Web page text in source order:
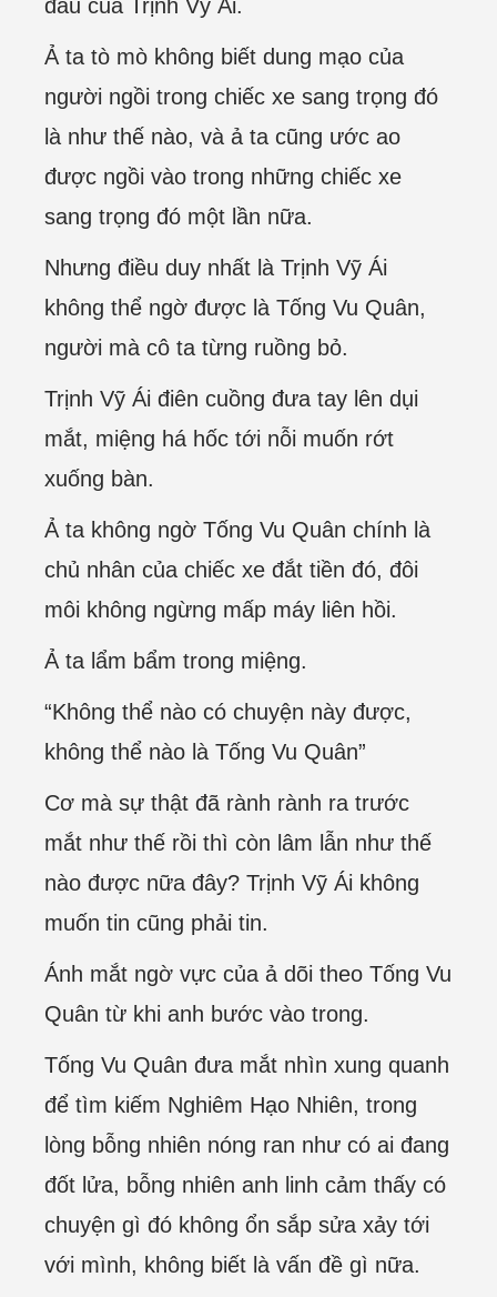
đầu của Trịnh Vỹ Ái.
Ả ta tò mò không biết dung mạo của
người ngồi trong chiếc xe sang trọng đó
là như thế nào, và ả ta cũng ước ao
được ngồi vào trong những chiếc xe
sang trọng đó một lần nữa.
Nhưng điều duy nhất là Trịnh Vỹ Ái
không thể ngờ được là Tống Vu Quân,
người mà cô ta từng ruồng bỏ.
Trịnh Vỹ Ái điên cuồng đưa tay lên dụi
mắt, miệng há hốc tới nỗi muốn rớt
xuống bàn.
Ả ta không ngờ Tống Vu Quân chính là
chủ nhân của chiếc xe đắt tiền đó, đôi
môi không ngừng mấp máy liên hồi.
Ả ta lẩm bẩm trong miệng.
“Không thể nào có chuyện này được,
không thể nào là Tống Vu Quân”
Cơ mà sự thật đã rành rành ra trước
mắt như thế rồi thì còn lâm lẫn như thế
nào được nữa đây? Trịnh Vỹ Ái không
muốn tin cũng phải tin.
Ánh mắt ngờ vực của ả dõi theo Tống Vu
Quân từ khi anh bước vào trong.
Tống Vu Quân đưa mắt nhìn xung quanh
để tìm kiếm Nghiêm Hạo Nhiên, trong
lòng bỗng nhiên nóng ran như có ai đang
đốt lửa, bỗng nhiên anh linh cảm thấy có
chuyện gì đó không ổn sắp sửa xảy tới
với mình, không biết là vấn đề gì nữa.